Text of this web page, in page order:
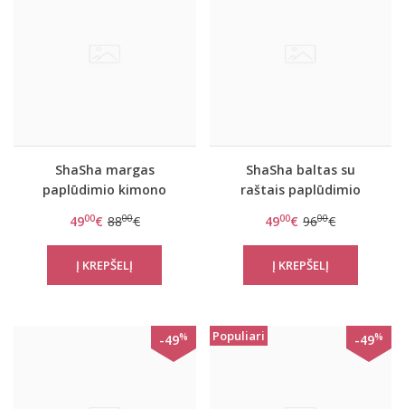
ShaSha margas
paplūdimio kimono
4900€ 8800€
ShaSha baltas su
raštais paplūdimio
4900€ 9600€
-49% Populiari -49%